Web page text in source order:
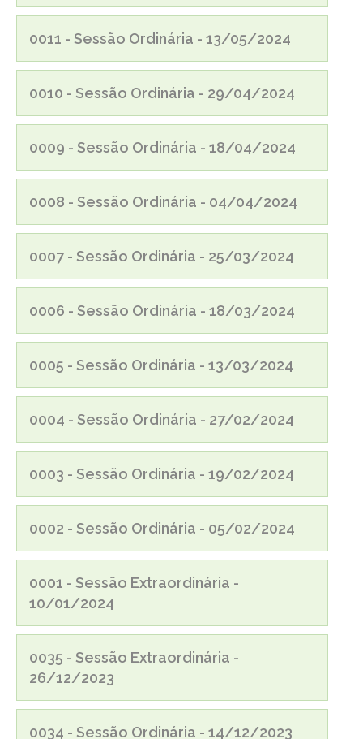
0011 - Sessão Ordinária - 13/05/2024
0010 - Sessão Ordinária - 29/04/2024
0009 - Sessão Ordinária - 18/04/2024
0008 - Sessão Ordinária - 04/04/2024
0007 - Sessão Ordinária - 25/03/2024
0006 - Sessão Ordinária - 18/03/2024
0005 - Sessão Ordinária - 13/03/2024
0004 - Sessão Ordinária - 27/02/2024
0003 - Sessão Ordinária - 19/02/2024
0002 - Sessão Ordinária - 05/02/2024
0001 - Sessão Extraordinária -
10/01/2024
0035 - Sessão Extraordinária -
26/12/2023
0034 - Sessão Ordinária - 14/12/2023